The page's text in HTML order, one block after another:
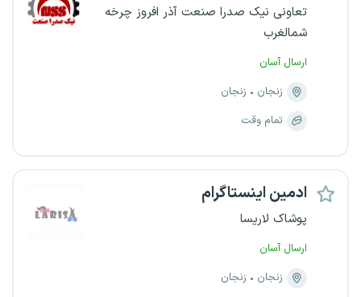
تعاونی نیک صدرا صنعت آذر افروز چرخه
شمالغرب
ارسال آسان
زنجان
زنجان
تمام وقت
ادمین اینستاگرام
پوشاک لاریسا
ارسال آسان
زنجان
زنجان